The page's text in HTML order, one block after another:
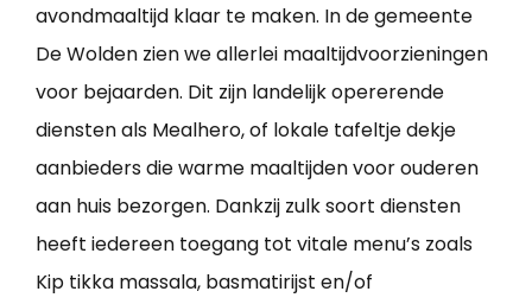
avondmaaltijd klaar te maken. In de gemeente
De Wolden zien we allerlei maaltijdvoorzieningen
voor bejaarden. Dit zijn landelijk opererende
diensten als Mealhero, of lokale tafeltje dekje
aanbieders die warme maaltijden voor ouderen
aan huis bezorgen. Dankzij zulk soort diensten
heeft iedereen toegang tot vitale menu’s zoals
Kip tikka massala, basmatirijst en/of